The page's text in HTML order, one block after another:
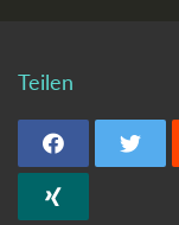
Teilen